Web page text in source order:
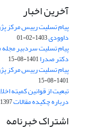
آخرین اخبار
پیام تسلیت رییس
داوودی1403-02-01
پیام تسلیت سردبیر
دکتر صدرا1401-08-15
پیام تسلیت رییس
1401-08-15
تبعیت از قوانین کمیته
درباره چکیده مقالات1397-12-27
اشتراک خبرنامه